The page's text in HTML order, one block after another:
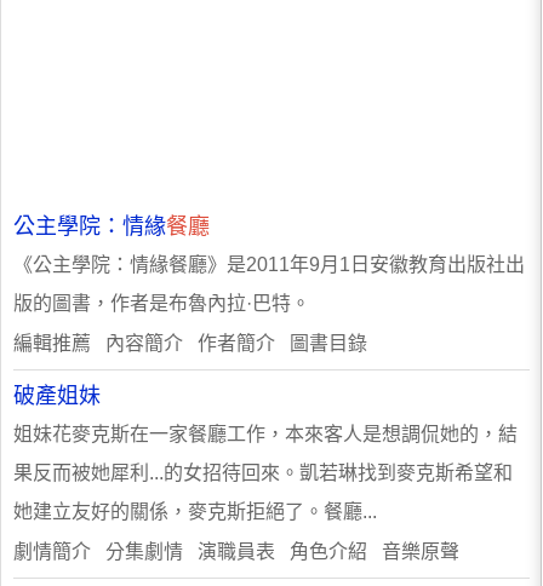
公主學院：情緣餐廳
《公主學院：情緣餐廳》是2011年9月1日安徽教育出版社出
版的圖書，作者是布魯內拉·巴特。
編輯推薦 內容簡介 作者簡介 圖書目錄
破產姐妹
姐妹花麥克斯在一家餐廳工作，本來客人是想調侃她的，結
果反而被她犀利...的女招待回來。凱若琳找到麥克斯希望和
她建立友好的關係，麥克斯拒絕了。餐廳...
劇情簡介 分集劇情 演職員表 角色介紹 音樂原聲